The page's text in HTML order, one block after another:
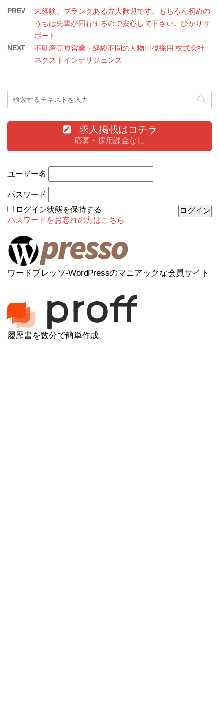
PREV
未経験、ブランクある方大歓迎です。もちろん初めの
うちは先輩が同行するので安心して下さい。ひかりサ
ポート
NEXT
不動産売買営業・経験不問の人物重視採用 株式会社
ネクストインテリジェンス
求人掲載はコチラ
応募・採用課金なし
ユーザー名
パスワード
ログイン状態を保持する
パスワードをお忘れの方はこちら
ワードプレッソ-WordPressのマニアックな会員サイト
履歴書を数分で簡単作成